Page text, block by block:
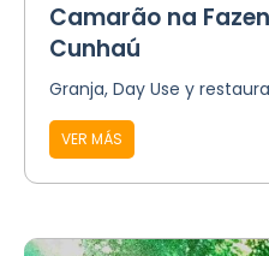
Camarão na
Cunhaú
Granja, Day Use y
VER MÁS